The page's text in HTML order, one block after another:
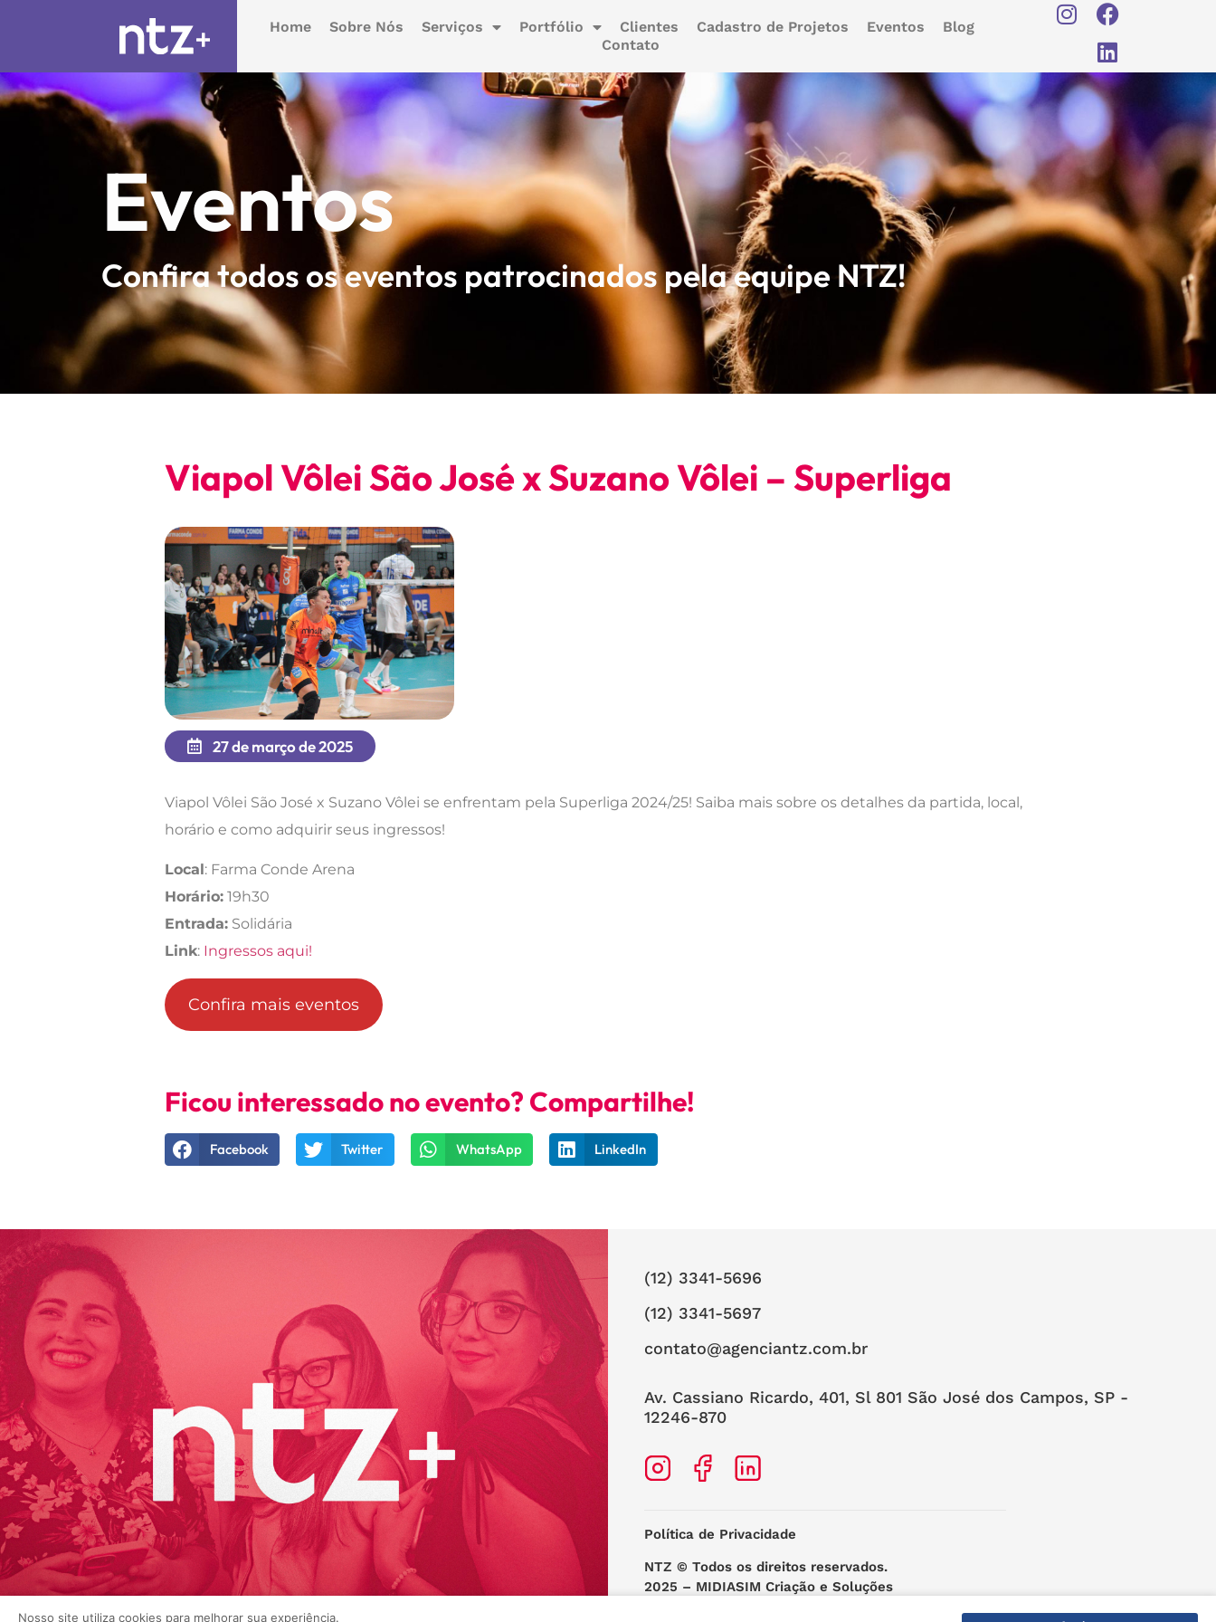
Home Sobre Nós Serviços Portfólio Clientes Cadastro de Projetos Eventos
Blog
Contato
Eventos
Confira todos os eventos patrocinados pela equipe NTZ!
Viapol Vôlei São José x Suzano Vôlei – Superliga
27 de março de 2025
Viapol Vôlei São José x Suzano Vôlei se enfrentam pela Superliga 2024/25! Saiba mais sobre os detalhes da partida, local,
horário e como adquirir seus ingressos!
Local : Farma Conde Arena
Horário: 19h30
Entrada: Solidária
Link: Ingressos aqui!
Confira mais eventos
Ficou interessado no evento? Compartilhe!
Facebook Twitter WhatsApp LinkedIn
(12) 3341-5696
(12) 3341-5697
contato@agenciantz.com.br
Av. Cassiano Ricardo, 401, Sl 801 São José dos Campos, SP -
12246-870
Política de Privacidade
NTZ © Todos os direitos reservados.
2025 – MIDIASIM Criação e Soluções
Nosso site utiliza cookies para melhorar sua experiência.